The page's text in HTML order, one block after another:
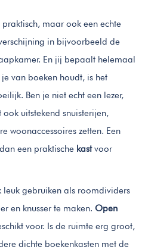
maar ook een echte
in bijvoorbeeld de
En jij bepaalt helemaal
van boeken houdt, is het
Ben je niet echt een lezer,
uitstekend snuisterijen,
woonaccessoires zetten. Een
een praktische kastvoor
leuk gebruiken als roomdividers
en knusser te maken. Open
voor. Is de ruimte erg groot,
dichte boekenkasten met de